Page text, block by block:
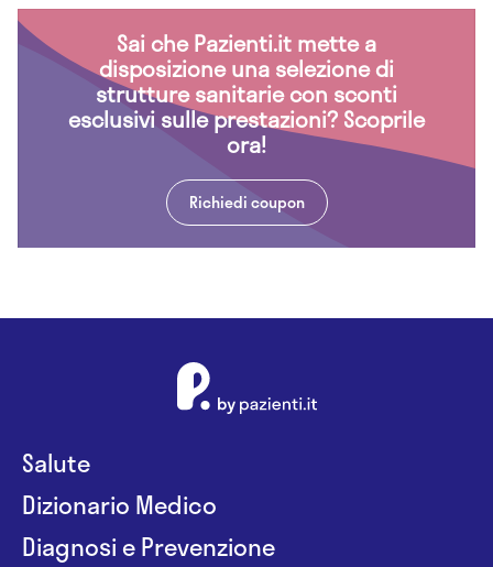
Sai che Pazienti.it mette a
disposizione una selezione di
strutture sanitarie con sconti
esclusivi sulle prestazioni? Scoprile
ora!
Richiedi coupon
Salute
Dizionario Medico
Diagnosi e Prevenzione